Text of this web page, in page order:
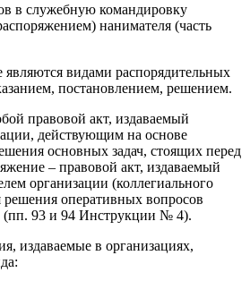
в служебную командировку
нанимателя (часть
видами распорядительных
постановлением, решением.
правовой акт, издаваемый
действующим на основе
основных задач, стоящих перед
– правовой акт, издаваемый
организации (коллегиального
решения оперативных вопросов
(пп. 93 и 94 Инструкции № 4).
издаваемые в организациях,